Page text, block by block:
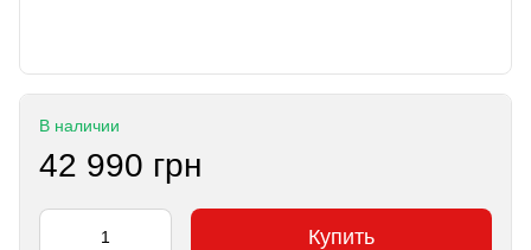
В наличии
42 990 грн
Купить